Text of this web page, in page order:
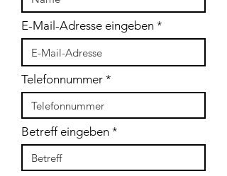
E-Mail-Adresse eingeben
Telefonnummer
Betreff eingeben